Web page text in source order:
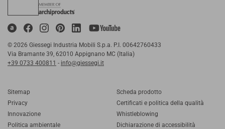
© 2026 Giessegi Industria Mobili S.p.a. P.I. 00642760433
Via Bramante 39, 62010 Appignano MC (Italia)
+39 0733 400811 - info@giessegi.it
Sitemap
Privacy
Innovazione
Politica ambientale
Scheda prodotto
Certificati e politica della qualità
Whistleblowing
Dichiarazione di accessibilità